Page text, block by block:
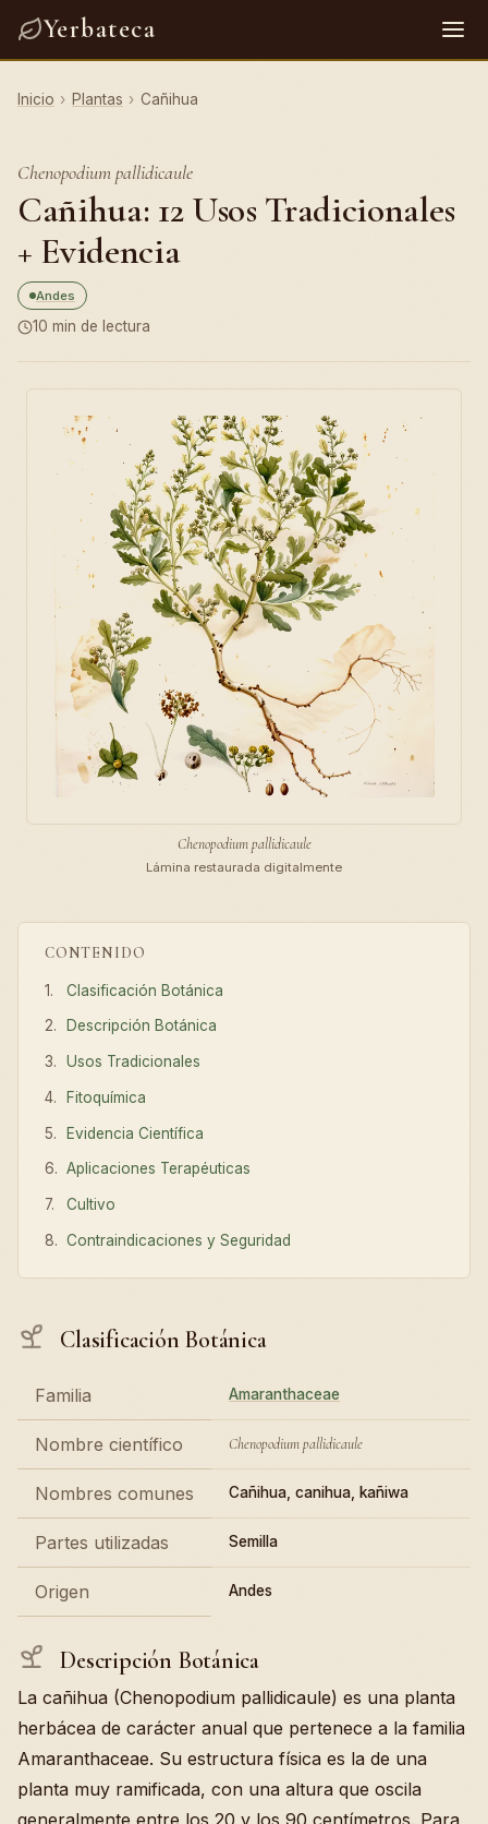
Yerbateca
Inicio › Plantas › Cañihua
Chenopodium pallidicaule
Cañihua: 12 Usos Tradicionales
+ Evidencia
Andes
10 min de lectura
CONTENIDO
Clasificación Botánica
Descripción Botánica
Usos Tradicionales
Fitoquímica
Evidencia Científica
Aplicaciones Terapéuticas
Cultivo
Contraindicaciones y Seguridad
Clasificación Botánica
Familia Amaranthaceae
Nombre científico Chenopodium pallidicaule
Nombres comunes Cañihua, canihua, kañiwa
Partes utilizadas Semilla
Origen Andes
Descripción Botánica
La cañihua (Chenopodium pallidicaule) es una planta
herbácea de carácter anual que pertenece a la familia
Amaranthaceae. Su estructura física es la de una
planta muy ramificada, con una altura que oscila
Chenopodium pallidicaule
Lámina restaurada digitalmente